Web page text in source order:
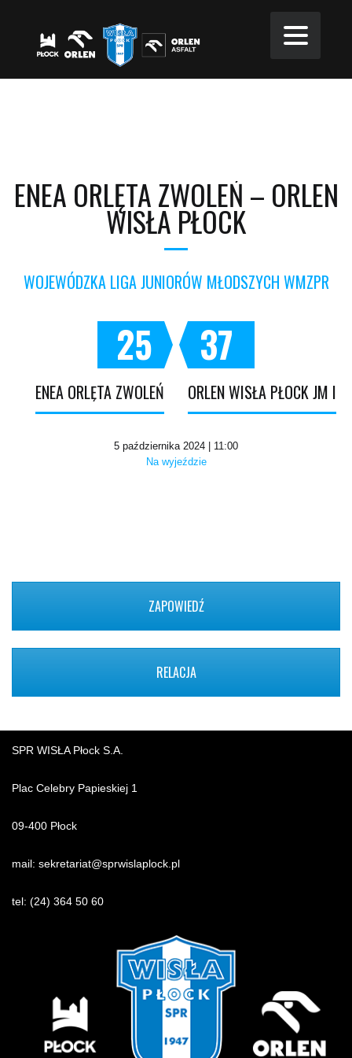
ENEA ORLĘTA ZWOLEŃ – ORLEN
WISŁA PŁOCK
WOJEWÓDZKA LIGA JUNIORÓW MŁODSZYCH WMZPR
25
ENEA ORLĘTA ZWOLEŃ
37
ORLEN WISŁA PŁOCK JM I
5 października 2024 | 11:00
Na wyjeździe
ZAPOWIEDŹ
RELACJA
SPR WISŁA Płock S.A.
Plac Celebry Papieskiej 1
09-400 Płock
mail: sekretariat@sprwislaplock.pl
tel: (24) 364 50 60